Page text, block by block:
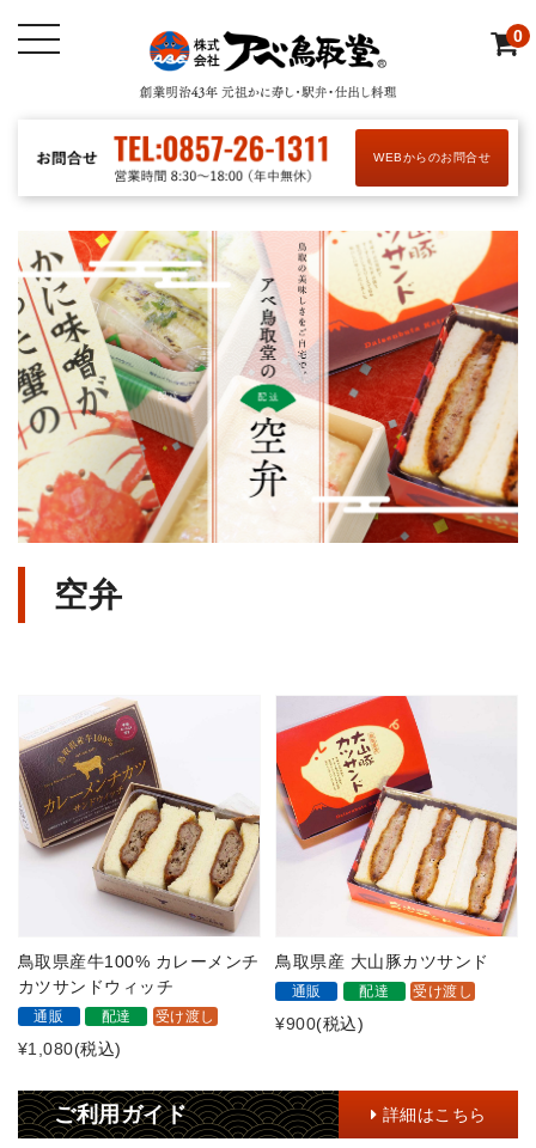
WEBからのお問合せ
0
空弁
鳥取県産牛100% カレーメンチ
カツサンドウィッチ
通販 配達 受け渡し
¥1,080(税込)
鳥取県産 大山豚カツサンド
通販 配達 受け渡し
¥900(税込)
ご利用ガイド 詳細はこちら